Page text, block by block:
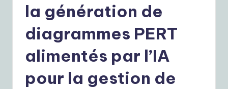
la génération de
diagrammes PERT
alimentés par l’IA
pour la gestion de